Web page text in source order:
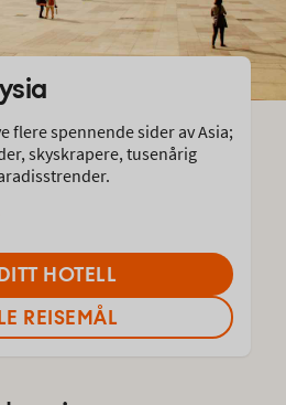
flere spennende sider av Asia;
skyskrapere, tusenårig
HOTELL
REISEMÅL